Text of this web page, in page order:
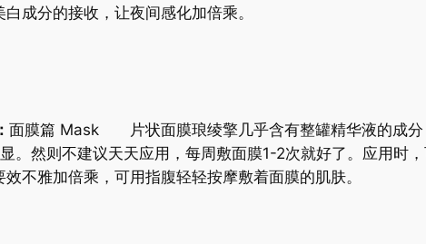
成分的接收，让夜间感化加倍乘。
面膜篇 Mask 片状面膜琅绫擎几乎含有整罐精华液的成分
。然则不建议天天应用，每周敷面膜1-2次就好了。应用时
不雅加倍乘，可用指腹轻轻按摩敷着面膜的肌肤。